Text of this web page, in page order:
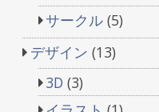
サークル (5)
デザイン (13)
3D (3)